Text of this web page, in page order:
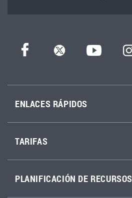
ENLACES RÁPIDOS
TARIFAS
PLANIFICACIÓN DE RECURSOS